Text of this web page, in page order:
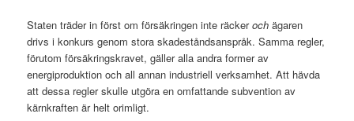
Staten träder in först om försäkringen inte räckeroch ägaren
drivs i konkurs genom stora skadeståndsanspråk. Samma regler,
förutom försäkringskravet, gäller alla andra former av
energiproduktion och all annan industriell verksamhet. Att hävda
att dessa regler skulle utgöra en omfattande subvention av
kärnkraften är helt orimligt.